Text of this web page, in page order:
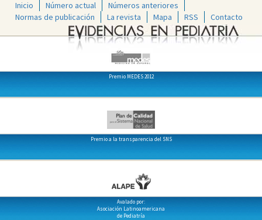
Inicio Número actual
Números anteriores
Normas de publicación
La revista Mapa RSS Contacto
Premio MEDES 2012
Premio a la transparencia del SNS
Avalado por:
Asociación Latinoamericana
de Pediatría